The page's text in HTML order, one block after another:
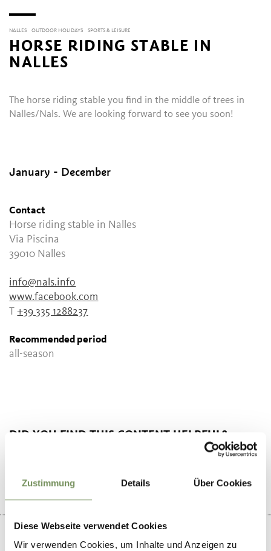
Zustimmung Details Über Cookies
Diese Webseite verwendet Cookies
Wir verwenden Cookies, um Inhalte und Anzeigen zu
NALLES OUTDOOR HOLIDAYS SPORTS & LEISURE
HORSE RIDING STABLE IN
NALLES
The horse riding stable you find in the middle of trees in
Nalles/Nals. We are looking forward to see you soon!
January - December
Contact
Horse riding stable in Nalles
Via Piscina
39010 Nalles
info@nals.info
www.facebook.com
T+39 335 1288237
Recommended period
all-season
DID YOU FIND THIS CONTENT HELPFUL?